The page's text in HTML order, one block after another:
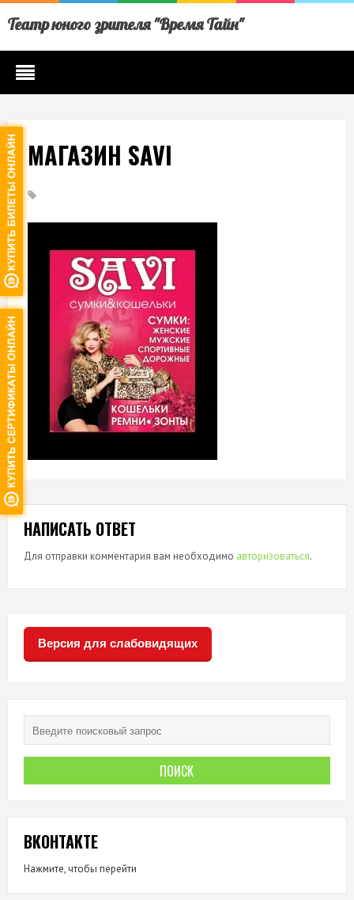
Театр юного зрителя "Время Тайн"
МАГАЗИН SAVI
НАПИСАТЬ ОТВЕТ
Для отправки комментария вам необходимо авторизоваться.
Версия для слабовидящих
ВКОНТАКТЕ
Нажмите, чтобы перейти